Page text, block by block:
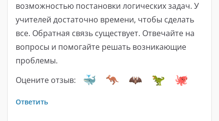
возможностью постановки логических задач. У
учителей достаточно времени, чтобы сделать
все. Обратная связь существует. Отвечайте на
вопросы и помогайте решать возникающие
проблемы.
Оцените отзыв:
Ответить